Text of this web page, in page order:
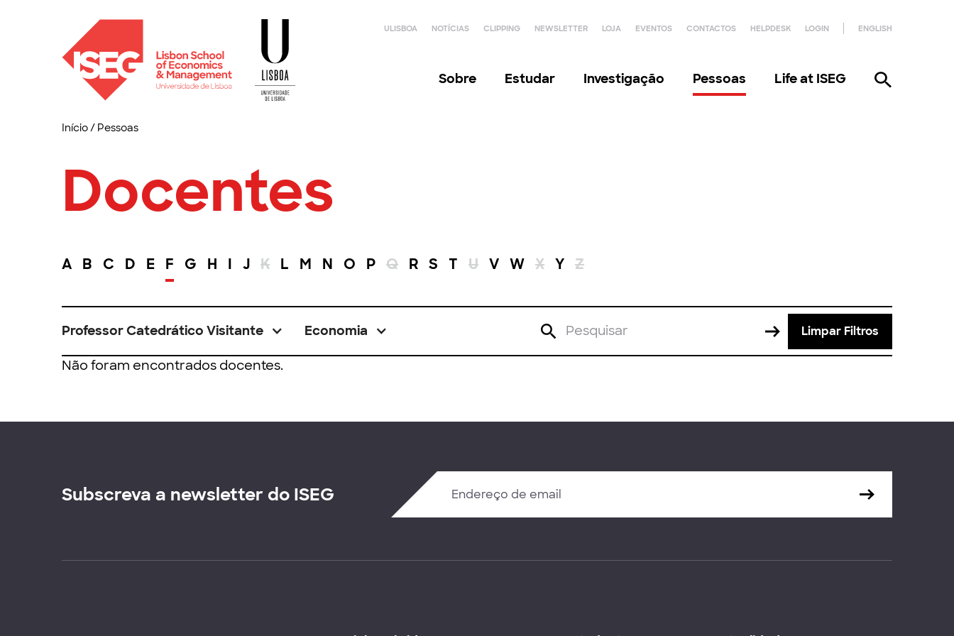
ULISBOA NOTÍCIAS CLIPPING NEWSLETTER LOJA EVENTOS CONTACTOS HELPDESK LOGIN ENGLISH
Sobre Estudar Investigação Pessoas Life at ISEG
Início/ Pessoas
Docentes
A B C D E F G H I J K L M N O P Q R S T U V W X Y Z
Professor Catedrático Visitante Economia Limpar Filtros
Não foram encontrados docentes.
Subscreva a newsletter do ISEG